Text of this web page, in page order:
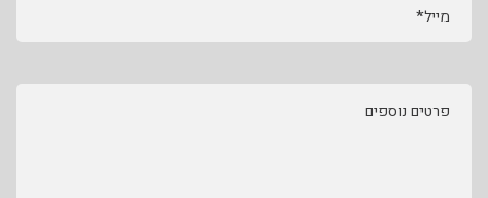
מייל*
פרטים נוספים